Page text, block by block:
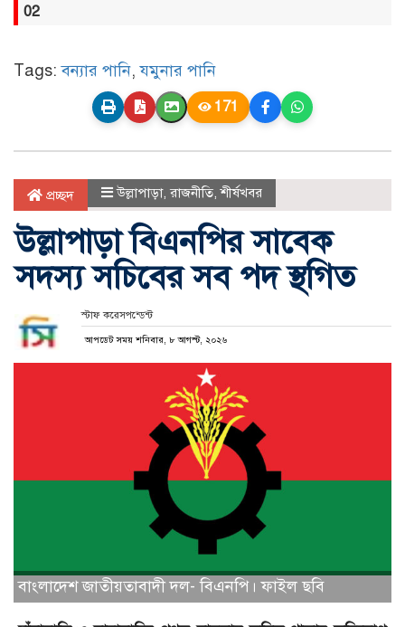
02
Tags:বন্যার পানি,যমুনার পানি
171
প্রচ্ছদ উল্লাপাড়া, রাজনীতি,শীর্ষখবর
উল্লাপাড়া বিএনপির সাবেক
সদস্য সচিবের সব পদ স্থগিত
স্টাফ করেসপন্ডেন্ট
আপডেট সময় শনিবার, ৮ আগস্ট, ২০২৬
বাংলাদেশ জাতীয়তাবাদী দল- বিএনপি। ফাইল ছবি